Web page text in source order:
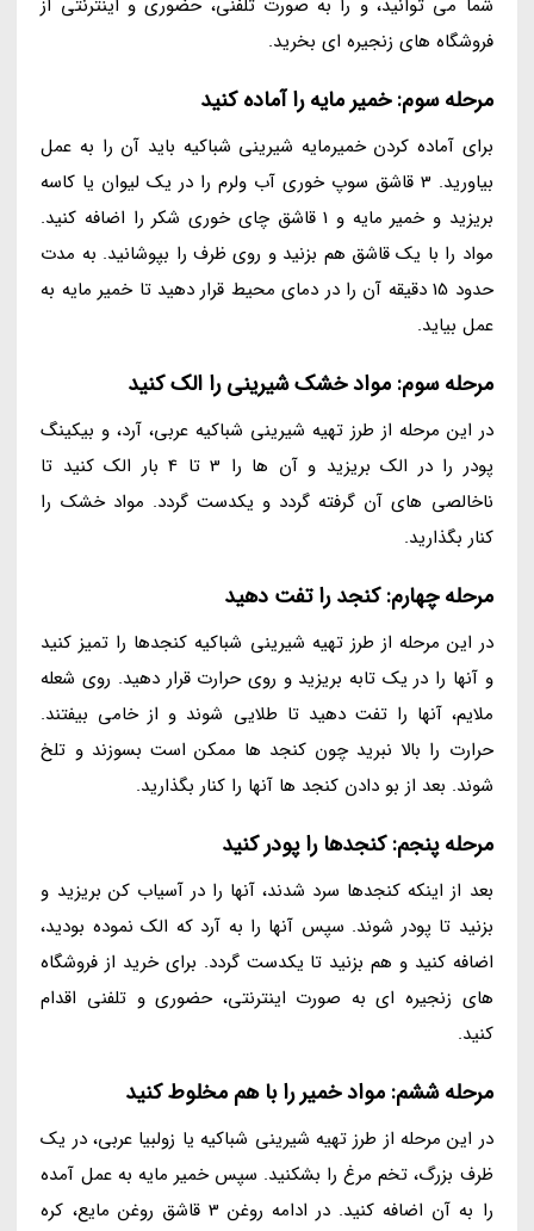
شما می توانید، و را به صورت تلفنی، حضوری و اینترنتی از
فروشگاه های زنجیره ای بخرید.
مرحله سوم: خمیر مایه را آماده کنید
برای آماده کردن خمیرمایه شیرینی شباکیه باید آن را به عمل
بیاورید. 3 قاشق سوپ خوری آب ولرم را در یک لیوان یا کاسه
بریزید و خمیر مایه و 1 قاشق چای خوری شکر را اضافه کنید.
مواد را با یک قاشق هم بزنید و روی ظرف را بپوشانید. به مدت
حدود 15 دقیقه آن را در دمای محیط قرار دهید تا خمیر مایه به
عمل بیاید.
مرحله سوم: مواد خشک شیرینی را الک کنید
در این مرحله از طرز تهیه شیرینی شباکیه عربی، آرد، و بیکینگ
پودر را در الک بریزید و آن ها را 3 تا 4 بار الک کنید تا
ناخالصی های آن گرفته گردد و یکدست گردد. مواد خشک را
کنار بگذارید.
مرحله چهارم: کنجد را تفت دهید
در این مرحله از طرز تهیه شیرینی شباکیه کنجدها را تمیز کنید
و آنها را در یک تابه بریزید و روی حرارت قرار دهید. روی شعله
ملایم، آنها را تفت دهید تا طلایی شوند و از خامی بیفتند.
حرارت را بالا نبرید چون کنجد ها ممکن است بسوزند و تلخ
شوند. بعد از بو دادن کنجد ها آنها را کنار بگذارید.
مرحله پنجم: کنجدها را پودر کنید
بعد از اینکه کنجدها سرد شدند، آنها را در آسیاب کن بریزید و
بزنید تا پودر شوند. سپس آنها را به آرد که الک نموده بودید،
اضافه کنید و هم بزنید تا یکدست گردد. برای خرید از فروشگاه
های زنجیره ای به صورت اینترنتی، حضوری و تلفنی اقدام
کنید.
مرحله ششم: مواد خمیر را با هم مخلوط کنید
در این مرحله از طرز تهیه شیرینی شباکیه یا زولبیا عربی، در یک
ظرف بزرگ، تخم مرغ را بشکنید. سپس خمیر مایه به عمل آمده
را به آن اضافه کنید. در ادامه روغن 3 قاشق روغن مایع، کره